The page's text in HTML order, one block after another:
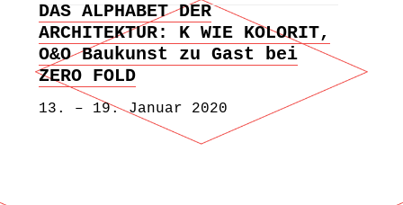
DAS ALPHABET DER
ARCHITEKTUR: K WIE KOLORIT,
O&O Baukunst zu Gast bei
ZERO FOLD
13. – 19. Januar 2020